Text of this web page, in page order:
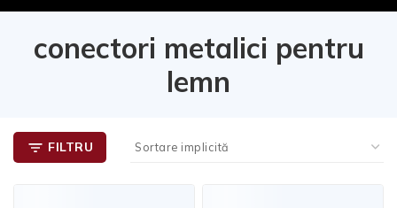
conectori metalici pentru
lemn
FILTRU